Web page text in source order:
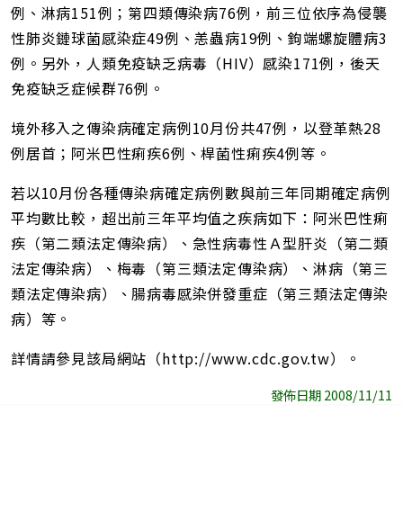
例、淋病151例；第四類傳染病76例，前三位依序為侵襲
性肺炎鏈球菌感染症49例、恙蟲病19例、鉤端螺旋體病3
例。另外，人類免疫缺乏病毒（HIV）感染171例，後天
免疫缺乏症候群76例。
境外移入之傳染病確定病例10月份共47例，以登革熱28
例居首；阿米巴性痢疾6例、桿菌性痢疾4例等。
若以10月份各種傳染病確定病例數與前三年同期確定病例
平均數比較，超出前三年平均值之疾病如下：阿米巴性痢
疾（第二類法定傳染病）、急性病毒性Ａ型肝炎（第二類
法定傳染病）、梅毒（第三類法定傳染病）、淋病（第三
類法定傳染病）、腸病毒感染併發重症（第三類法定傳染
病）等。
詳情請參見該局網站（http://www.cdc.gov.tw）。
發佈日期 2008/11/11